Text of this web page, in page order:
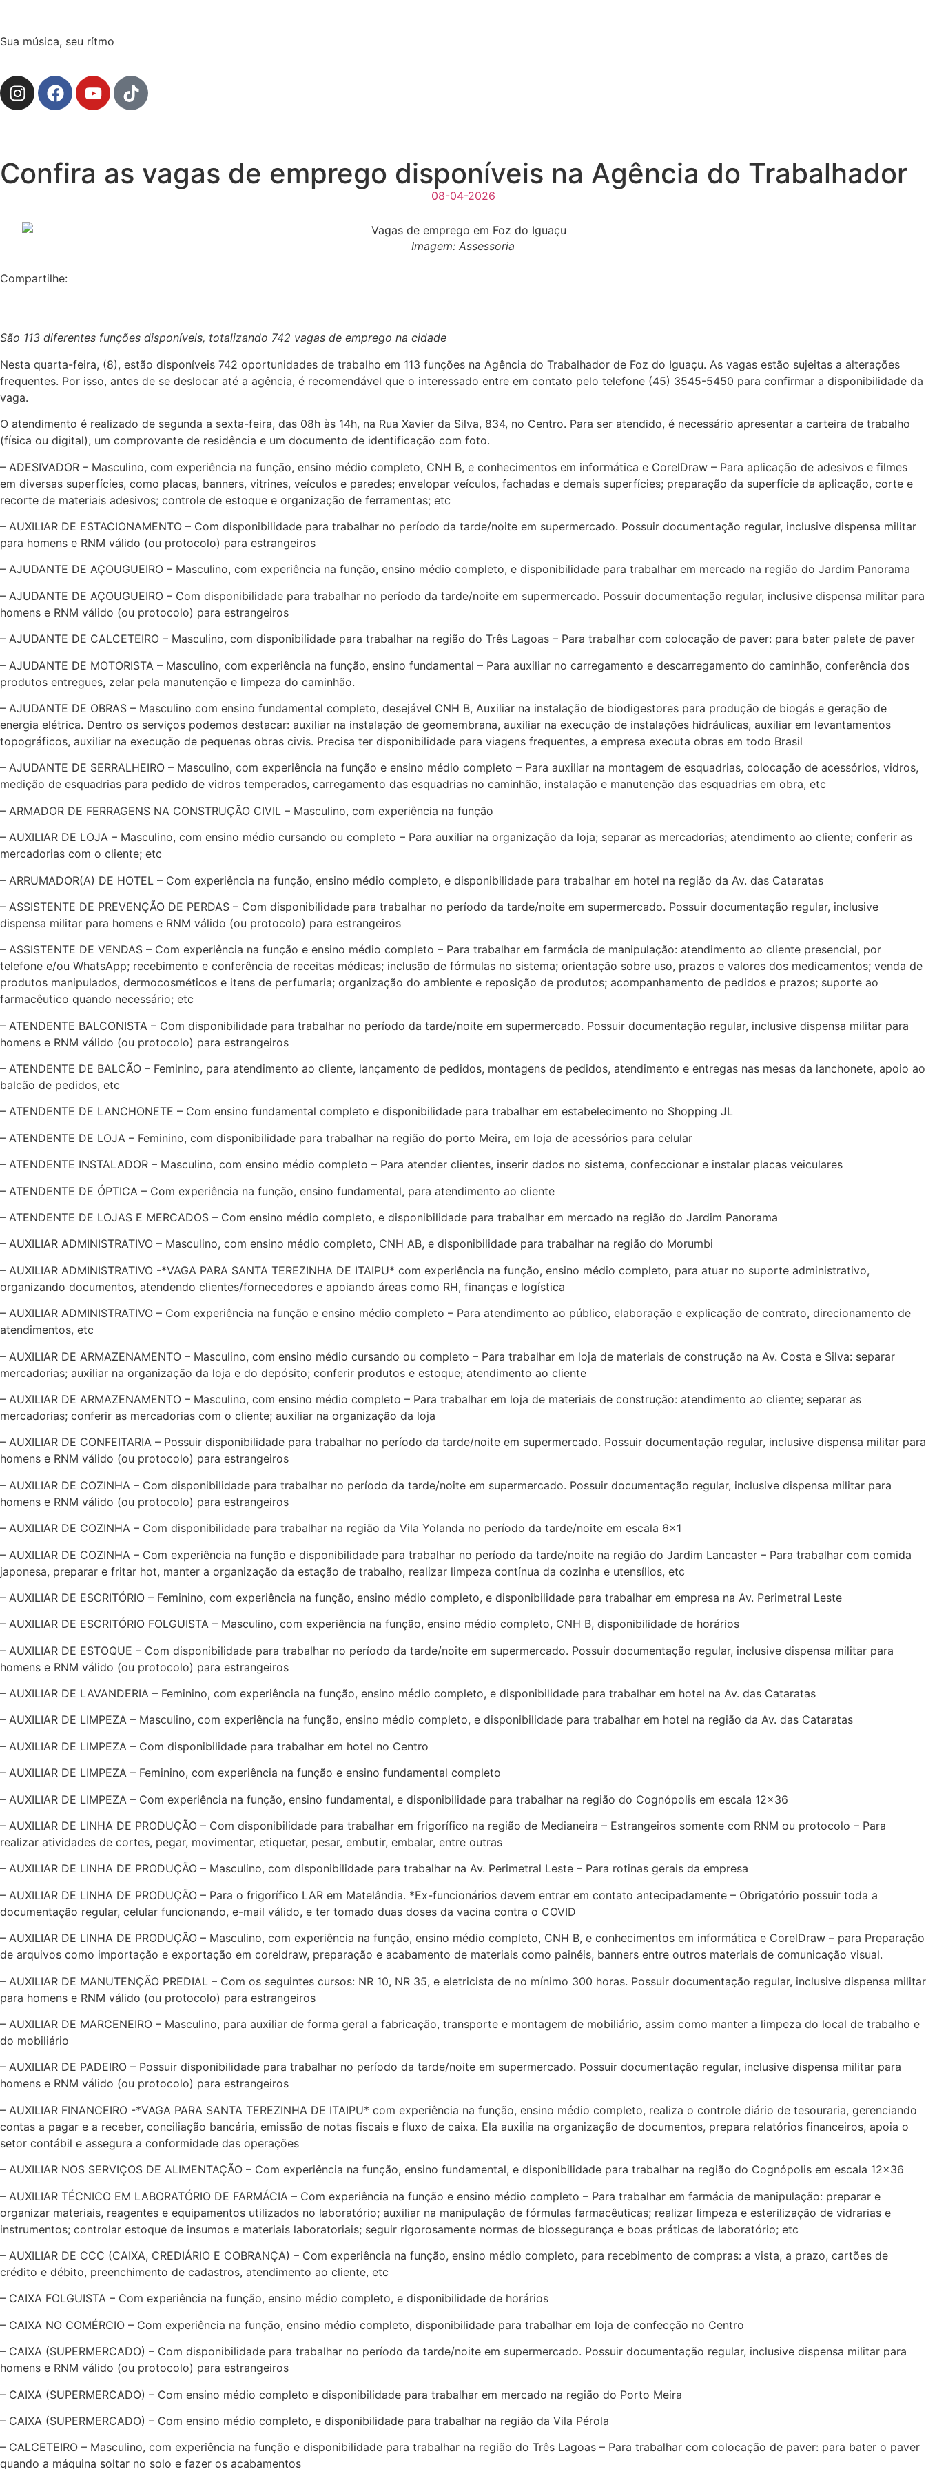
Sua música, seu rítmo
Confira as vagas de emprego disponíveis na Agência do Trabalhador
08-04-2026
Imagem: Assessoria
Compartilhe:
São 113 diferentes funções disponíveis, totalizando 742 vagas de emprego na cidade
Nesta quarta-feira, (8), estão disponíveis 742 oportunidades de trabalho em 113 funções na Agência do Trabalhador de Foz do Iguaçu. As vagas estão sujeitas a alterações
frequentes. Por isso, antes de se deslocar até a agência, é recomendável que o interessado entre em contato pelo telefone (45) 3545-5450 para confirmar a disponibilidade da
vaga.
O atendimento é realizado de segunda a sexta-feira, das 08h às 14h, na Rua Xavier da Silva, 834, no Centro. Para ser atendido, é necessário apresentar a carteira de trabalho
(física ou digital), um comprovante de residência e um documento de identificação com foto.
– ADESIVADOR – Masculino, com experiência na função, ensino médio completo, CNH B, e conhecimentos em informática e CorelDraw – Para aplicação de adesivos e filmes
em diversas superfícies, como placas, banners, vitrines, veículos e paredes; envelopar veículos, fachadas e demais superfícies; preparação da superfície da aplicação, corte e
recorte de materiais adesivos; controle de estoque e organização de ferramentas; etc
– AUXILIAR DE ESTACIONAMENTO – Com disponibilidade para trabalhar no período da tarde/noite em supermercado. Possuir documentação regular, inclusive dispensa militar
para homens e RNM válido (ou protocolo) para estrangeiros
– AJUDANTE DE AÇOUGUEIRO – Masculino, com experiência na função, ensino médio completo, e disponibilidade para trabalhar em mercado na região do Jardim Panorama
– AJUDANTE DE AÇOUGUEIRO – Com disponibilidade para trabalhar no período da tarde/noite em supermercado. Possuir documentação regular, inclusive dispensa militar para
homens e RNM válido (ou protocolo) para estrangeiros
– AJUDANTE DE CALCETEIRO – Masculino, com disponibilidade para trabalhar na região do Três Lagoas – Para trabalhar com colocação de paver: para bater palete de paver
– AJUDANTE DE MOTORISTA – Masculino, com experiência na função, ensino fundamental – Para auxiliar no carregamento e descarregamento do caminhão, conferência dos
produtos entregues, zelar pela manutenção e limpeza do caminhão.
– AJUDANTE DE OBRAS – Masculino com ensino fundamental completo, desejável CNH B, Auxiliar na instalação de biodigestores para produção de biogás e geração de
energia elétrica. Dentro os serviços podemos destacar: auxiliar na instalação de geomembrana, auxiliar na execução de instalações hidráulicas, auxiliar em levantamentos
topográficos, auxiliar na execução de pequenas obras civis. Precisa ter disponibilidade para viagens frequentes, a empresa executa obras em todo Brasil
– AJUDANTE DE SERRALHEIRO – Masculino, com experiência na função e ensino médio completo – Para auxiliar na montagem de esquadrias, colocação de acessórios, vidros,
medição de esquadrias para pedido de vidros temperados, carregamento das esquadrias no caminhão, instalação e manutenção das esquadrias em obra, etc
– ARMADOR DE FERRAGENS NA CONSTRUÇÃO CIVIL – Masculino, com experiência na função
– AUXILIAR DE LOJA – Masculino, com ensino médio cursando ou completo – Para auxiliar na organização da loja; separar as mercadorias; atendimento ao cliente; conferir as
mercadorias com o cliente; etc
– ARRUMADOR(A) DE HOTEL – Com experiência na função, ensino médio completo, e disponibilidade para trabalhar em hotel na região da Av. das Cataratas
– ASSISTENTE DE PREVENÇÃO DE PERDAS – Com disponibilidade para trabalhar no período da tarde/noite em supermercado. Possuir documentação regular, inclusive
dispensa militar para homens e RNM válido (ou protocolo) para estrangeiros
– ASSISTENTE DE VENDAS – Com experiência na função e ensino médio completo – Para trabalhar em farmácia de manipulação: atendimento ao cliente presencial, por
telefone e/ou WhatsApp; recebimento e conferência de receitas médicas; inclusão de fórmulas no sistema; orientação sobre uso, prazos e valores dos medicamentos; venda de
produtos manipulados, dermocosméticos e itens de perfumaria; organização do ambiente e reposição de produtos; acompanhamento de pedidos e prazos; suporte ao
farmacêutico quando necessário; etc
– ATENDENTE BALCONISTA – Com disponibilidade para trabalhar no período da tarde/noite em supermercado. Possuir documentação regular, inclusive dispensa militar para
homens e RNM válido (ou protocolo) para estrangeiros
– ATENDENTE DE BALCÃO – Feminino, para atendimento ao cliente, lançamento de pedidos, montagens de pedidos, atendimento e entregas nas mesas da lanchonete, apoio ao
balcão de pedidos, etc
– ATENDENTE DE LANCHONETE – Com ensino fundamental completo e disponibilidade para trabalhar em estabelecimento no Shopping JL
– ATENDENTE DE LOJA – Feminino, com disponibilidade para trabalhar na região do porto Meira, em loja de acessórios para celular
– ATENDENTE INSTALADOR – Masculino, com ensino médio completo – Para atender clientes, inserir dados no sistema, confeccionar e instalar placas veiculares
– ATENDENTE DE ÓPTICA – Com experiência na função, ensino fundamental, para atendimento ao cliente
– ATENDENTE DE LOJAS E MERCADOS – Com ensino médio completo, e disponibilidade para trabalhar em mercado na região do Jardim Panorama
– AUXILIAR ADMINISTRATIVO – Masculino, com ensino médio completo, CNH AB, e disponibilidade para trabalhar na região do Morumbi
– AUXILIAR ADMINISTRATIVO -*VAGA PARA SANTA TEREZINHA DE ITAIPU* com experiência na função, ensino médio completo, para atuar no suporte administrativo,
organizando documentos, atendendo clientes/fornecedores e apoiando áreas como RH, finanças e logística
– AUXILIAR ADMINISTRATIVO – Com experiência na função e ensino médio completo – Para atendimento ao público, elaboração e explicação de contrato, direcionamento de
atendimentos, etc
– AUXILIAR DE ARMAZENAMENTO – Masculino, com ensino médio cursando ou completo – Para trabalhar em loja de materiais de construção na Av. Costa e Silva: separar
mercadorias; auxiliar na organização da loja e do depósito; conferir produtos e estoque; atendimento ao cliente
– AUXILIAR DE ARMAZENAMENTO – Masculino, com ensino médio completo – Para trabalhar em loja de materiais de construção: atendimento ao cliente; separar as
mercadorias; conferir as mercadorias com o cliente; auxiliar na organização da loja
– AUXILIAR DE CONFEITARIA – Possuir disponibilidade para trabalhar no período da tarde/noite em supermercado. Possuir documentação regular, inclusive dispensa militar para
homens e RNM válido (ou protocolo) para estrangeiros
– AUXILIAR DE COZINHA – Com disponibilidade para trabalhar no período da tarde/noite em supermercado. Possuir documentação regular, inclusive dispensa militar para
homens e RNM válido (ou protocolo) para estrangeiros
– AUXILIAR DE COZINHA – Com disponibilidade para trabalhar na região da Vila Yolanda no período da tarde/noite em escala 6×1
– AUXILIAR DE COZINHA – Com experiência na função e disponibilidade para trabalhar no período da tarde/noite na região do Jardim Lancaster – Para trabalhar com comida
japonesa, preparar e fritar hot, manter a organização da estação de trabalho, realizar limpeza contínua da cozinha e utensílios, etc
– AUXILIAR DE ESCRITÓRIO – Feminino, com experiência na função, ensino médio completo, e disponibilidade para trabalhar em empresa na Av. Perimetral Leste
– AUXILIAR DE ESCRITÓRIO FOLGUISTA – Masculino, com experiência na função, ensino médio completo, CNH B, disponibilidade de horários
– AUXILIAR DE ESTOQUE – Com disponibilidade para trabalhar no período da tarde/noite em supermercado. Possuir documentação regular, inclusive dispensa militar para
homens e RNM válido (ou protocolo) para estrangeiros
– AUXILIAR DE LAVANDERIA – Feminino, com experiência na função, ensino médio completo, e disponibilidade para trabalhar em hotel na Av. das Cataratas
– AUXILIAR DE LIMPEZA – Masculino, com experiência na função, ensino médio completo, e disponibilidade para trabalhar em hotel na região da Av. das Cataratas
– AUXILIAR DE LIMPEZA – Com disponibilidade para trabalhar em hotel no Centro
– AUXILIAR DE LIMPEZA – Feminino, com experiência na função e ensino fundamental completo
– AUXILIAR DE LIMPEZA – Com experiência na função, ensino fundamental, e disponibilidade para trabalhar na região do Cognópolis em escala 12×36
– AUXILIAR DE LINHA DE PRODUÇÃO – Com disponibilidade para trabalhar em frigorífico na região de Medianeira – Estrangeiros somente com RNM ou protocolo – Para
realizar atividades de cortes, pegar, movimentar, etiquetar, pesar, embutir, embalar, entre outras
– AUXILIAR DE LINHA DE PRODUÇÃO – Masculino, com disponibilidade para trabalhar na Av. Perimetral Leste – Para rotinas gerais da empresa
– AUXILIAR DE LINHA DE PRODUÇÃO – Para o frigorífico LAR em Matelândia. *Ex-funcionários devem entrar em contato antecipadamente – Obrigatório possuir toda a
documentação regular, celular funcionando, e-mail válido, e ter tomado duas doses da vacina contra o COVID
– AUXILIAR DE LINHA DE PRODUÇÃO – Masculino, com experiência na função, ensino médio completo, CNH B, e conhecimentos em informática e CorelDraw – para Preparação
de arquivos como importação e exportação em coreldraw, preparação e acabamento de materiais como painéis, banners entre outros materiais de comunicação visual.
– AUXILIAR DE MANUTENÇÃO PREDIAL – Com os seguintes cursos: NR 10, NR 35, e eletricista de no mínimo 300 horas. Possuir documentação regular, inclusive dispensa militar
para homens e RNM válido (ou protocolo) para estrangeiros
– AUXILIAR DE MARCENEIRO – Masculino, para auxiliar de forma geral a fabricação, transporte e montagem de mobiliário, assim como manter a limpeza do local de trabalho e
do mobiliário
– AUXILIAR DE PADEIRO – Possuir disponibilidade para trabalhar no período da tarde/noite em supermercado. Possuir documentação regular, inclusive dispensa militar para
homens e RNM válido (ou protocolo) para estrangeiros
– AUXILIAR FINANCEIRO -*VAGA PARA SANTA TEREZINHA DE ITAIPU* com experiência na função, ensino médio completo, realiza o controle diário de tesouraria, gerenciando
contas a pagar e a receber, conciliação bancária, emissão de notas fiscais e fluxo de caixa. Ela auxilia na organização de documentos, prepara relatórios financeiros, apoia o
setor contábil e assegura a conformidade das operações
– AUXILIAR NOS SERVIÇOS DE ALIMENTAÇÃO – Com experiência na função, ensino fundamental, e disponibilidade para trabalhar na região do Cognópolis em escala 12×36
– AUXILIAR TÉCNICO EM LABORATÓRIO DE FARMÁCIA – Com experiência na função e ensino médio completo – Para trabalhar em farmácia de manipulação: preparar e
organizar materiais, reagentes e equipamentos utilizados no laboratório; auxiliar na manipulação de fórmulas farmacêuticas; realizar limpeza e esterilização de vidrarias e
instrumentos; controlar estoque de insumos e materiais laboratoriais; seguir rigorosamente normas de biossegurança e boas práticas de laboratório; etc
– AUXILIAR DE CCC (CAIXA, CREDIÁRIO E COBRANÇA) – Com experiência na função, ensino médio completo, para recebimento de compras: a vista, a prazo, cartões de
crédito e débito, preenchimento de cadastros, atendimento ao cliente, etc
– CAIXA FOLGUISTA – Com experiência na função, ensino médio completo, e disponibilidade de horários
– CAIXA NO COMÉRCIO – Com experiência na função, ensino médio completo, disponibilidade para trabalhar em loja de confecção no Centro
– CAIXA (SUPERMERCADO) – Com disponibilidade para trabalhar no período da tarde/noite em supermercado. Possuir documentação regular, inclusive dispensa militar para
homens e RNM válido (ou protocolo) para estrangeiros
– CAIXA (SUPERMERCADO) – Com ensino médio completo e disponibilidade para trabalhar em mercado na região do Porto Meira
– CAIXA (SUPERMERCADO) – Com ensino médio completo, e disponibilidade para trabalhar na região da Vila Pérola
– CALCETEIRO – Masculino, com experiência na função e disponibilidade para trabalhar na região do Três Lagoas – Para trabalhar com colocação de paver: para bater o paver
quando a máquina soltar no solo e fazer os acabamentos